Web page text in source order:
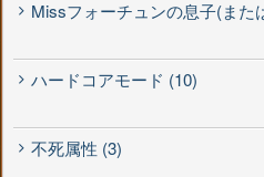
Missフォーチュンの息子(また
ハードコアモード (10)
不死属性 (3)